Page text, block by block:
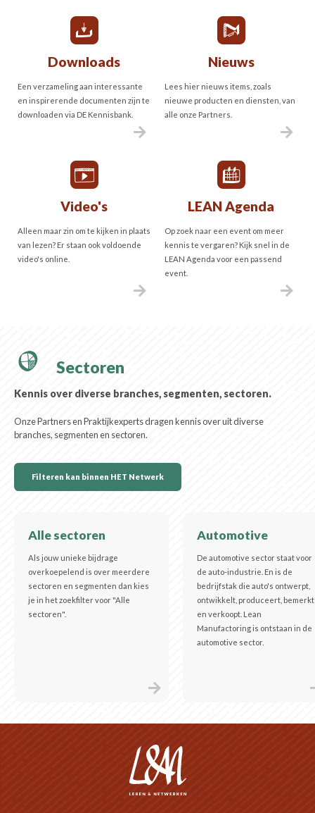
Downloads
Een verzameling aan interessante
en inspirerende documenten zijn te
downloaden via DE Kennisbank.
Nieuws
Lees hier nieuws items, zoals
nieuwe producten en diensten, van
alle onze Partners.
Video's
Alleen maar zin om te kijken in plaats
van lezen? Er staan ook voldoende
video's online.
LEAN Agenda
Op zoek naar een event om meer
kennis te vergaren? Kijk snel in de
LEAN Agenda voor een passend
event.
Sectoren
Kennis over diverse branches, segmenten, sectoren.
Onze Partners en Praktijkexperts dragen kennis over uit diverse
branches, segmenten en sectoren.
Filteren kan binnen HET Netwerk
Alle sectoren
Als jouw unieke bijdrage
overkoepelend is over meerdere
sectoren en segmenten dan kies
je in het zoekfilter voor "Alle
sectoren".
Automotive
De automotive sector staat voor
de auto-industrie. En is de
bedrijfstak die auto's ontwerpt,
ontwikkelt, produceert, bemerkt
en verkoopt. Lean
Manufactoring is ontstaan in de
automotive sector.